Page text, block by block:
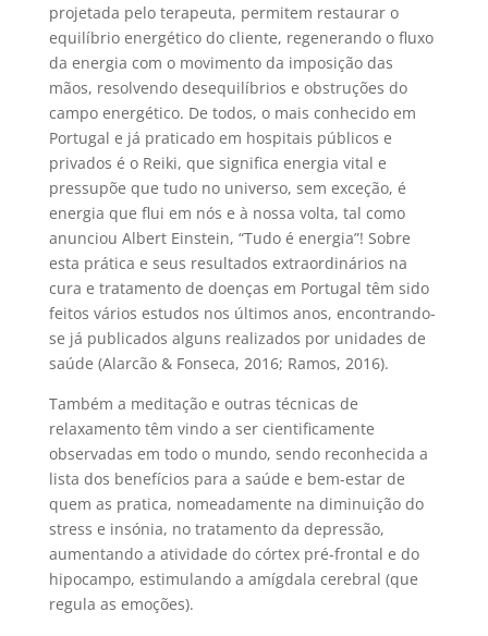
projetada pelo terapeuta, permitem restaurar o
equilíbrio energético do cliente, regenerando o fluxo
da energia com o movimento da imposição das
mãos, resolvendo desequilíbrios e obstruções do
campo energético. De todos, o mais conhecido em
Portugal e já praticado em hospitais públicos e
privados é o Reiki, que significa energia vital e
pressupõe que tudo no universo, sem exceção, é
energia que flui em nós e à nossa volta, tal como
anunciou Albert Einstein, “Tudo é energia”! Sobre
esta prática e seus resultados extraordinários na
cura e tratamento de doenças em Portugal têm sido
feitos vários estudos nos últimos anos, encontrando-
se já publicados alguns realizados por unidades de
saúde (Alarcão & Fonseca, 2016; Ramos, 2016).
Também a meditação e outras técnicas de
relaxamento têm vindo a ser cientificamente
observadas em todo o mundo, sendo reconhecida a
lista dos benefícios para a saúde e bem-estar de
quem as pratica, nomeadamente na diminuição do
stress e insónia, no tratamento da depressão,
aumentando a atividade do córtex pré-frontal e do
hipocampo, estimulando a amígdala cerebral (que
regula as emoções).